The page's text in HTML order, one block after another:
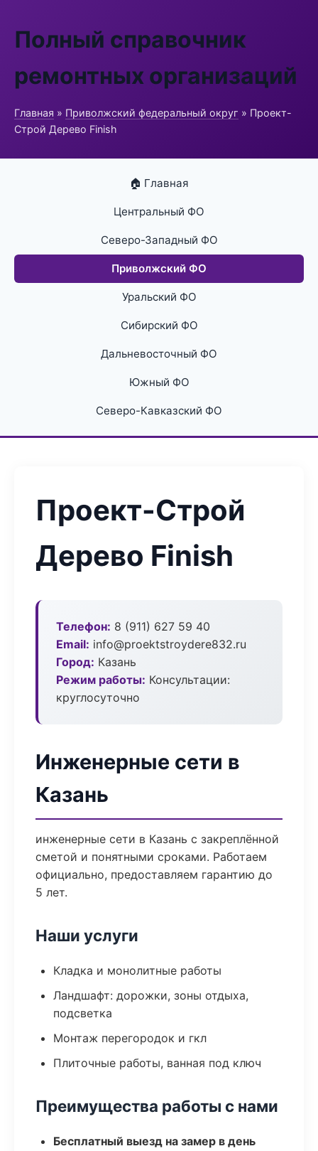
Полный справочник
ремонтных организаций
Главная » Приволжский федеральный округ » Проект-
Строй Дерево Finish
🏠 Главная
Центральный ФО
Северо-Западный ФО
Приволжский ФО
Уральский ФО
Сибирский ФО
Дальневосточный ФО
Южный ФО
Северо-Кавказский ФО
Проект-Строй
Дерево Finish
Телефон: 8 (911) 627 59 40
Email: info@proektstroydere832.ru
Город: Казань
Режим работы: Консультации:
круглосуточно
Инженерные сети в
Казань
инженерные сети в Казань с закреплённой
сметой и понятными сроками. Работаем
официально, предоставляем гарантию до
5 лет.
Наши услуги
Кладка и монолитные работы
Ландшафт: дорожки, зоны отдыха,
подсветка
Монтаж перегородок и гкл
Плиточные работы, ванная под ключ
Преимущества работы с нами
Бесплатный выезд на замер в день